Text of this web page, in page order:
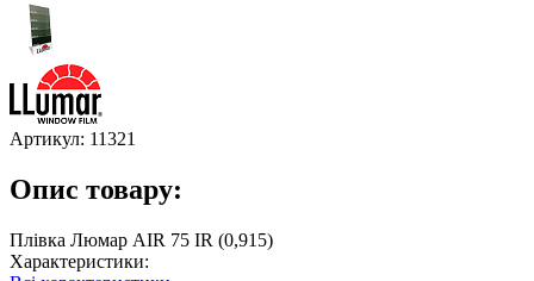
Артикул: 11321
Опис товару:
Плівка Люмар AIR 75 IR (0,915)
Характеристики: